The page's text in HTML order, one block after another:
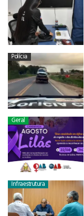
Polícia
Geral
Infraestrutura